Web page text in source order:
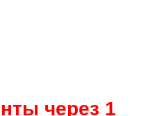
через 1